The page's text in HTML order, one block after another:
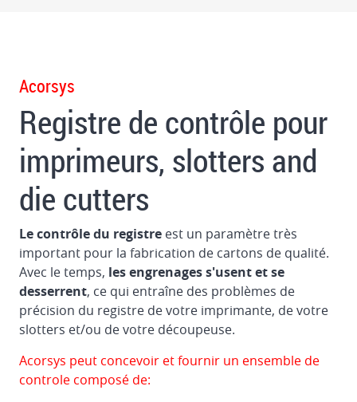
automatique
teinture
de
Chambre
fermée
à
double
racleur
Contrôle
du
Acorsys
Registre de contrôle pour
imprimeurs, slotters and
die cutters
Le contrôle du registre est un paramètre très
important pour la fabrication de cartons de qualité.
Avec le temps, les engrenages s'usent et se
desserrent, ce qui entraîne des problèmes de
précision du registre de votre imprimante, de votre
slotters et/ou de votre découpeuse.
Acorsys peut concevoir et fournir un ensemble de
controle composé de: